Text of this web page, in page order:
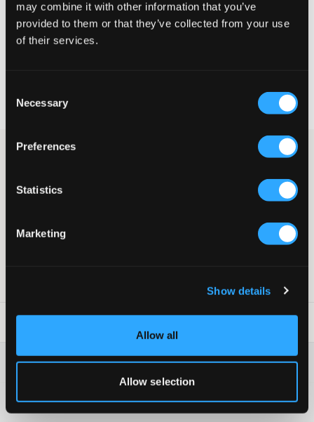
may combine it with other information that you’ve
provided to them or that they’ve collected from your use
of their services.
Selection
Necessary
Preferences
Statistics
Marketing
Show details
Allow all
Allow selection
CHOISIR LA TAILLE
Garantie de remboursement pendant 60 jours
Livraisons rapides
T-shirt noir de Levis. Le t-shirt a un col rond et le logo de la
Couleur : Black
Plus d'informations sur les instructions de lavage
Matière